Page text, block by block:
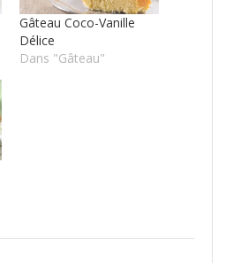
Gâteau Coco-Vanille
Délice
Dans "Gâteau"